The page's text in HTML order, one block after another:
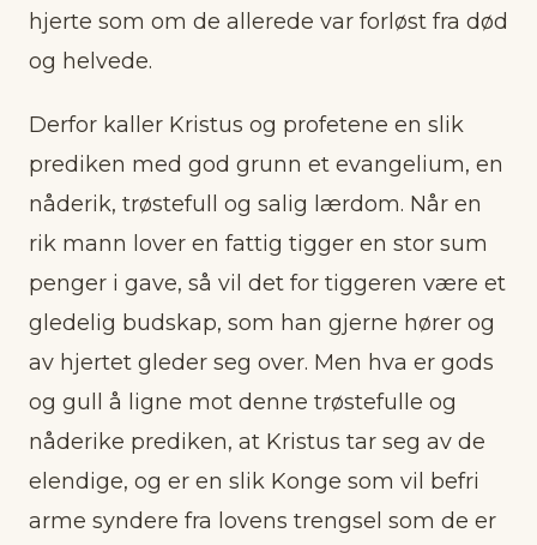
hjerte som om de allerede var forløst fra død
og helvede.
Derfor kaller Kristus og profetene en slik
prediken med god grunn et evangelium, en
nåderik, trøstefull og salig lærdom. Når en
rik mann lover en fattig tigger en stor sum
penger i gave, så vil det for tiggeren være et
gledelig budskap, som han gjerne hører og
av hjertet gleder seg over. Men hva er gods
og gull å ligne mot denne trøstefulle og
nåderike prediken, at Kristus tar seg av de
elendige, og er en slik Konge som vil befri
arme syndere fra lovens trengsel som de er